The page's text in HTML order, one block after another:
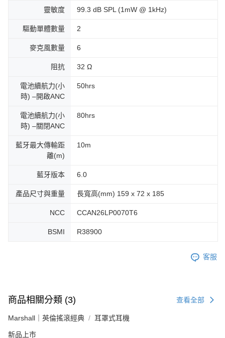
靈敏度 99.3 dB SPL (1mW @ 1kHz)
驅動單體數量 2
麥克風數量 6
阻抗 32 Ω
電池續航力(小
時) ‒開啟ANC
50hrs
電池續航力(小
時) ‒關閉ANC
80hrs
藍牙最大傳輸距
離(m)
10m
藍牙版本 6.0
產品尺寸與重量 長寬高(mm) 159 x 72 x 185
NCC CCAN26LP0070T6
BSMI R38900
客服
商品相關分類 (3) 查看全部
Marshall｜英倫搖滾經典 耳罩式耳機
新品上市